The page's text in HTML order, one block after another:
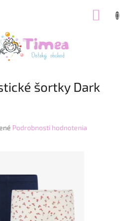
šortky Dark
Podrobnosti hodnotenia